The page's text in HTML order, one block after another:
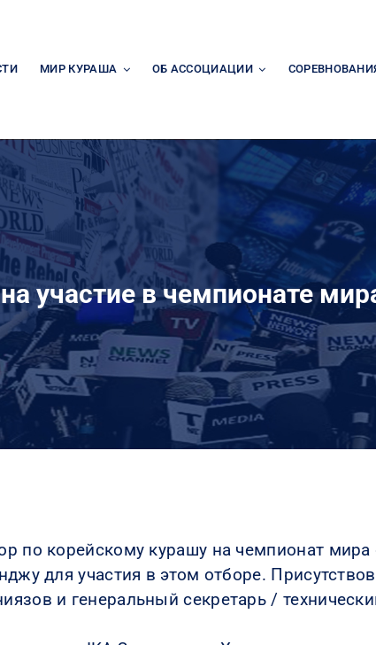
МИР КУРАША ОБ АССОЦИАЦИИ
участие в чемпионате
по корейскому курашу на чемпионат
для участия в этом отборе.
и генеральный секретарь /